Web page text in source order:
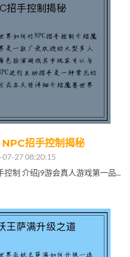
招手控制揭秘
07-27 08:20:15
控制 介绍j9游会真人游戏第一品...